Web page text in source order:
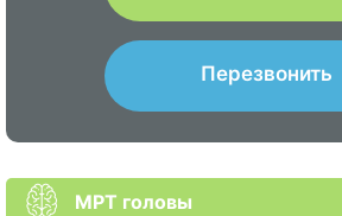
Перезвонить
МРТ головы